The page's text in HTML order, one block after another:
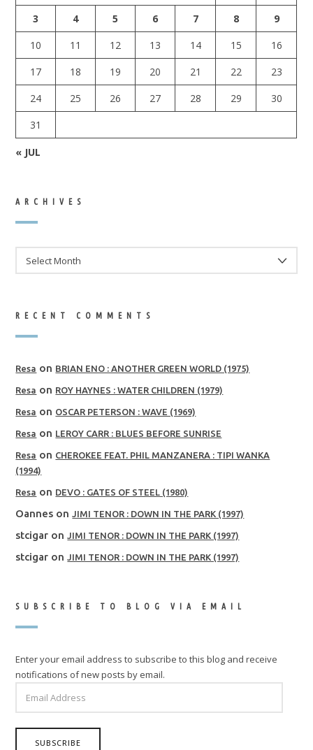
3
4 5 6 7 8
9
10
11 12 13 14 15
16
17
18 19 20 21 22
23
24
25 26 27 28 29
30
31
« JUL
ARCHIVES
RECENT COMMENTS
Resa on BRIAN ENO : ANOTHER GREEN WORLD (1975)
Resa on ROY HAYNES : WATER CHILDREN (1979)
Resa on OSCAR PETERSON : WAVE (1969)
Resa on LEROY CARR : BLUES BEFORE SUNRISE
Resa on CHEROKEE FEAT. PHIL MANZANERA : TIPI WANKA
(1994)
Resa on DEVO : GATES OF STEEL (1980)
Oannes onJIMI TENOR : DOWN IN THE PARK (1997)
stcigar onJIMI TENOR : DOWN IN THE PARK (1997)
stcigar onJIMI TENOR : DOWN IN THE PARK (1997)
SUBSCRIBE TO BLOG VIA EMAIL
Enter your email address to subscribe to this blog and receive
notifications of new posts by email.
ADDRESS
SUBSCRIBE